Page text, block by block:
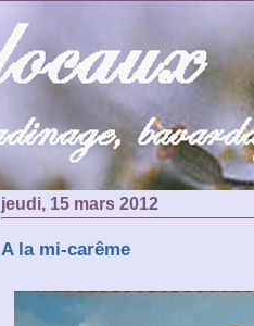
jeudi, 15 mars 2012
A la mi-carême